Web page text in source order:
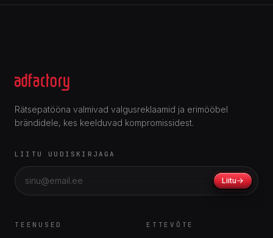
Rätsepatööna valmivad valgusreklaamid ja erimööbel
brändidele, kes keelduvad kompromissidest.
LIITU UUDISKIRJAGA
Liitu
TEENUSED ETTEVÕTE